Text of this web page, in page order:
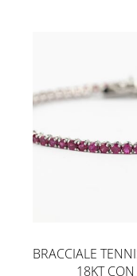
BRACCIALE
18KT